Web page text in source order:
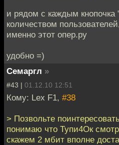
и рядом с каждым кнопочка
количеством
именно этот опер.ру
удобно =)
Семаргл »
#43 | 01.12.10 12:51
Кому: Lex F1, #38
> Позвольте
понимаю что Тупи4Ок
скажем 2 мбит вполне